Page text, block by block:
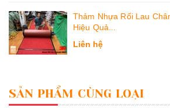
Thảm Nhựa Rối Lau
Hiệu Quả...
Liên hệ
SẢN PHẨM CÙNG LOẠI